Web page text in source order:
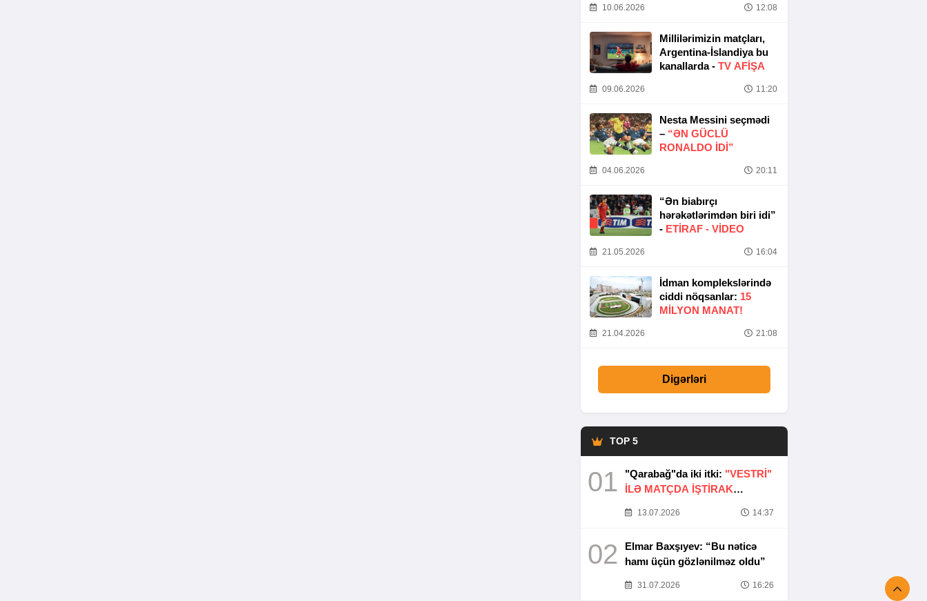
10.06.2026 12:08
Millilərimizin matçları,
Argentina-İslandiya bu
kanallarda - TV AFİŞA
09.06.2026 11:20
Nesta Messini seçmədi
– “ƏN GÜCLÜ
RONALDO IDI”
04.06.2026 20:11
“Ən biabırçı
hərəkətlərimdən biri idi”
- ETIRAF - VİDEO
21.05.2026 16:04
İdman komplekslərində
ciddi nöqsanlar: 15
MILYON MANAT!
21.04.2026 21:08
Digərləri
TOP 5
01 "Qarabağ"da iki itki: "VESTRİ"
İLƏ MATÇDA İŞTİRAK
13.07.2026 14:37
02
Elmar Baxşıyev: “Bu nəticə
hamı üçün gözlənilməz oldu”
31.07.2026 16:26